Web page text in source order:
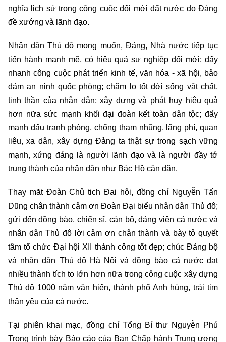
nghĩa lịch sử trong công cuộc đổi mới đất nước do Đảng
đề xướng và lãnh đạo.
Nhân dân Thủ đô mong muốn, Đảng, Nhà nước tiếp tục
tiến hành mạnh mẽ, có hiệu quả sự nghiệp đổi mới; đẩy
nhanh công cuộc phát triển kinh tế, văn hóa - xã hội, bảo
đảm an ninh quốc phòng; chăm lo tốt đời sống vật chất,
tinh thần của nhân dân; xây dựng và phát huy hiệu quả
hơn nữa sức mạnh khối đại đoàn kết toàn dân tộc; đẩy
mạnh đấu tranh phòng, chống tham nhũng, lãng phí, quan
liêu, xa dân, xây dựng Đảng ta thật sự trong sạch vững
mạnh, xứng đáng là người lãnh đạo và là người đầy tớ
trung thành của nhân dân như Bác Hồ căn dặn.
Thay mặt Đoàn Chủ tịch Đại hội, đồng chí Nguyễn Tấn
Dũng chân thành cảm ơn Đoàn Đại biểu nhân dân Thủ đô;
gửi đến đồng bào, chiến sĩ, cán bộ, đảng viên cả nước và
nhân dân Thủ đô lời cảm ơn chân thành và bày tỏ quyết
tâm tổ chức Đại hội XII thành công tốt đẹp; chúc Đảng bộ
và nhân dân Thủ đô Hà Nội và đồng bào cả nước đạt
nhiều thành tích to lớn hơn nữa trong công cuộc xây dựng
Thủ đô 1000 năm văn hiến, thành phố Anh hùng, trái tim
thân yêu của cả nước.
Tại phiên khai mạc, đồng chí Tổng Bí thư Nguyễn Phú
Trọng trình bày Báo cáo của Ban Chấp hành Trung ương